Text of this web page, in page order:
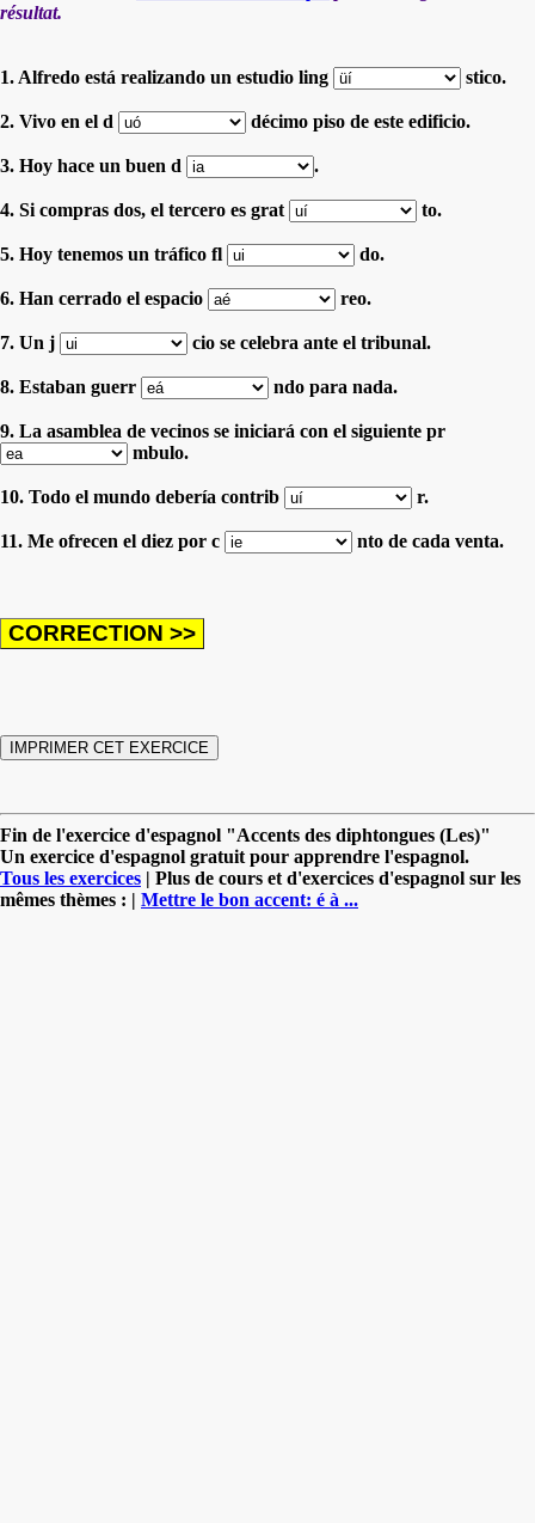
résultat.
1. Alfredo está realizando un estudio ling stico.
2. Vivo en el d décimo piso de este edificio.
3. Hoy hace un buen d .
4. Si compras dos, el tercero es grat to.
5. Hoy tenemos un tráfico fl do.
6. Han cerrado el espacio reo.
7. Un j cio se celebra ante el tribunal.
8. Estaban guerr ndo para nada.
9. La asamblea de vecinos se iniciará con el siguiente pr
mbulo.
10. Todo el mundo debería contrib r.
11. Me ofrecen el diez por c nto de cada venta.
Fin de l'exercice d'espagnol "Accents des diphtongues (Les)"
Un exercice d'espagnol gratuit pour apprendre l'espagnol.
Tous les exercices | Plus de cours et d'exercices d'espagnol sur les
mêmes thèmes : | Mettre le bon accent: é à ...